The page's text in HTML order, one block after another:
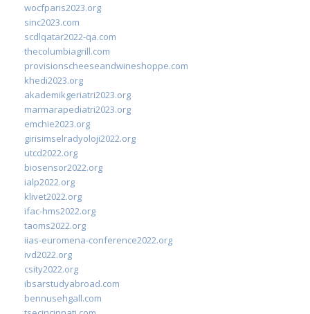
wocfparis2023.org
sinc2023.com
scdlqatar2022-qa.com
thecolumbiagrill.com
provisionscheeseandwineshoppe.com
khedi2023.org
akademikgeriatri2023.org
marmarapediatri2023.org
emchie2023.org
girisimselradyoloji2022.org
utcd2022.org
biosensor2022.org
ialp2022.org
klivet2022.org
ifac-hms2022.org
taoms2022.org
iias-euromena-conference2022.org
ivd2022.org
csity2022.org
ibsarstudyabroad.com
bennusehgall.com